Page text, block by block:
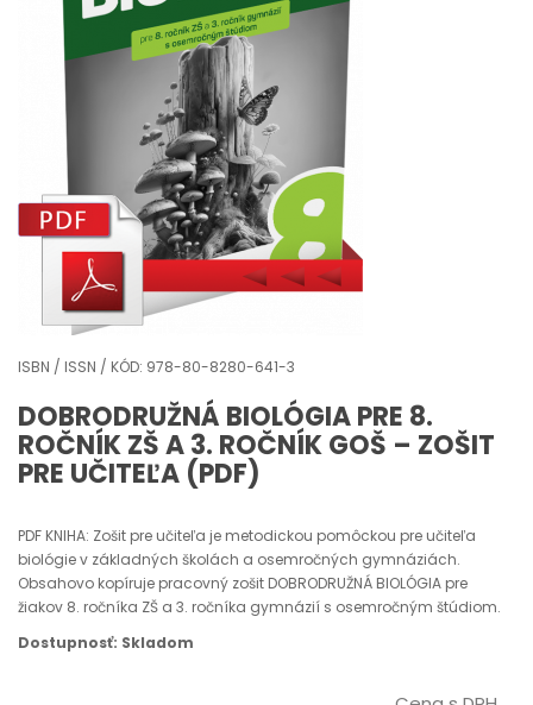
ISBN / ISSN / KÓD: 978-80-8280-641-3
DOBRODRUŽNÁ BIOLÓGIA PRE 8.
ROČNÍK ZŠ A 3. ROČNÍK GOŠ – ZOŠIT
PRE UČITEĽA (PDF)
PDF KNIHA: Zošit pre učiteľa je metodickou pomôckou pre učiteľa
biológie v základných školách a osemročných gymnáziách.
Obsahovo kopíruje pracovný zošit DOBRODRUŽNÁ BIOLÓGIA pre
žiakov 8. ročníka ZŠ a 3. ročníka gymnázií s osemročným štúdiom.
Dostupnosť: Skladom